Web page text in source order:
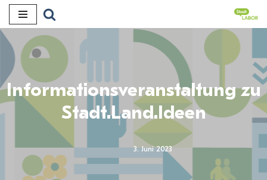
Inhalt
Informationsveranstaltung zu
Stadt.Land.Ideen
3. Juni 2023